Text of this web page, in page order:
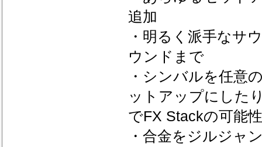
追加
・明るく派手なサ
ウンドまで
・シンバルを任意
ットアップにした
でFX Stackの可能
・合金をジルジャ